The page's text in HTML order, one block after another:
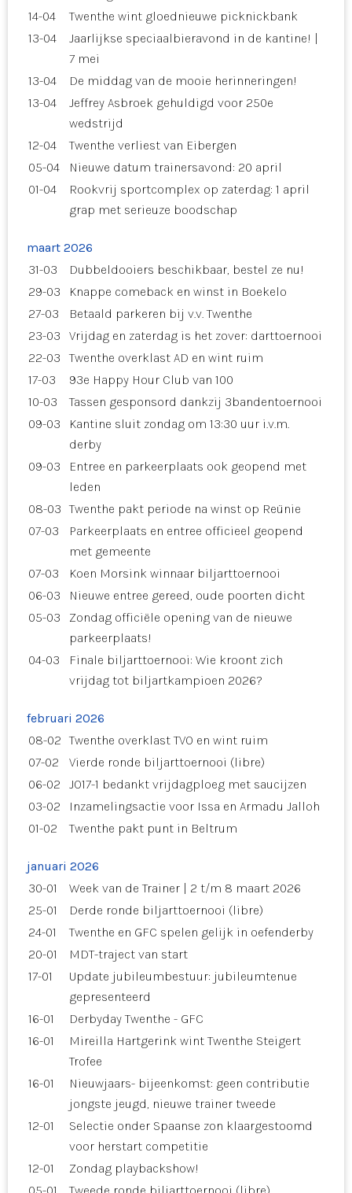
14-04
Twenthe wint gloednieuwe picknickbank
13-04
Jaarlijkse speciaalbieravond in de kantine! |
7 mei
13-04
De middag van de mooie herinneringen!
13-04
Jeffrey Asbroek gehuldigd voor 250e
wedstrijd
12-04
Twenthe verliest van Eibergen
05-04
Nieuwe datum trainersavond: 20 april
01-04
Rookvrij sportcomplex op zaterdag: 1 april
grap met serieuze boodschap
maart 2026
31-03
Dubbeldooiers beschikbaar, bestel ze nu!
29-03
Knappe comeback en winst in Boekelo
27-03
Betaald parkeren bij v.v. Twenthe
23-03
Vrijdag en zaterdag is het zover: darttoernooi
22-03
Twenthe overklast AD en wint ruim
17-03
93e Happy Hour Club van 100
10-03
Tassen gesponsord dankzij 3bandentoernooi
09-03
Kantine sluit zondag om 13:30 uur i.v.m.
derby
09-03
Entree en parkeerplaats ook geopend met
leden
08-03 Twenthe pakt periode na winst op Reünie
07-03
Parkeerplaats en entree officieel geopend
met gemeente
07-03
Koen Morsink winnaar biljarttoernooi
06-03
Nieuwe entree gereed, oude poorten dicht
05-03
Zondag officiële opening van de nieuwe
parkeerplaats!
04-03
Finale biljarttoernooi: Wie kroont zich
vrijdag tot biljartkampioen 2026?
februari 2026
08-02 Twenthe overklast TVO en wint ruim
07-02
Vierde ronde biljarttoernooi (libre)
06-02
JO17-1 bedankt vrijdagploeg met saucijzen
03-02
Inzamelingsactie voor Issa en Armadu Jalloh
01-02
Twenthe pakt punt in Beltrum
januari 2026
30-01
Week van de Trainer | 2 t/m 8 maart 2026
25-01
Derde ronde biljarttoernooi (libre)
24-01
Twenthe en GFC spelen gelijk in oefenderby
20-01
MDT-traject van start
17-01
Update jubileumbestuur: jubileumtenue
gepresenteerd
16-01
Derbyday Twenthe - GFC
16-01
Mireilla Hartgerink wint Twenthe Steigert
Trofee
16-01
Nieuwjaars- bijeenkomst: geen contributie
jongste jeugd, nieuwe trainer tweede
12-01
Selectie onder Spaanse zon klaargestoomd
voor herstart competitie
12-01
Zondag playbackshow!
05-01
Tweede ronde biljarttoernooi (libre)